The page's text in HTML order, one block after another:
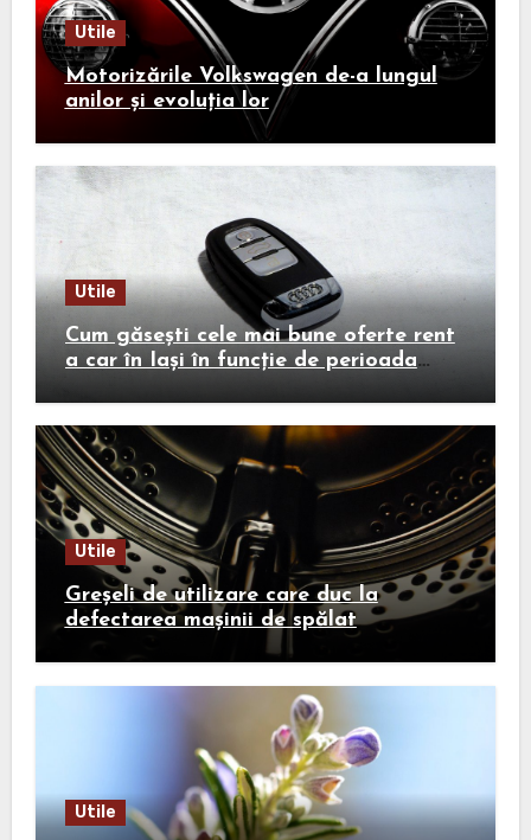
Utile
Motorizările Volkswagen de-a lungul
anilor și evoluția lor
Utile
Cum găsești cele mai bune oferte rent
a car în Iași în funcție de perioada
călătoriei
Utile
Greșeli de utilizare care duc la
defectarea mașinii de spălat
Utile